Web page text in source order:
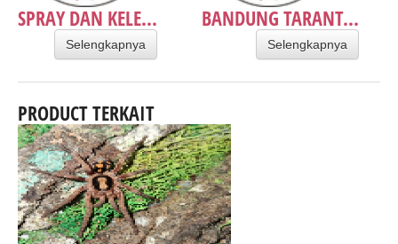
SPRAY DAN KELE...
Selengkapnya
BANDUNG TARANT...
Selengkapnya
PRODUCT TERKAIT